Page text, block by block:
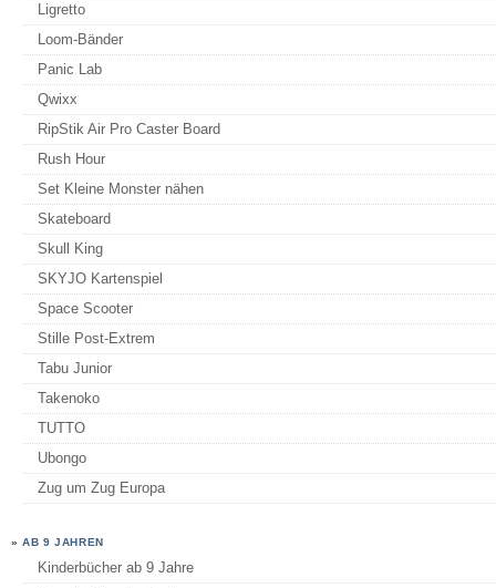
Ligretto
Loom-Bänder
Panic Lab
Qwixx
RipStik Air Pro Caster Board
Rush Hour
Set Kleine Monster nähen
Skateboard
Skull King
SKYJO Kartenspiel
Space Scooter
Stille Post-Extrem
Tabu Junior
Takenoko
TUTTO
Ubongo
Zug um Zug Europa
»AB 9 JAHREN
Kinderbücher ab 9 Jahre